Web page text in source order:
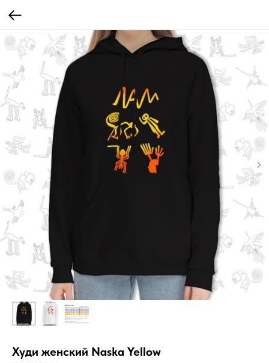
Худи женский Naska Yellow